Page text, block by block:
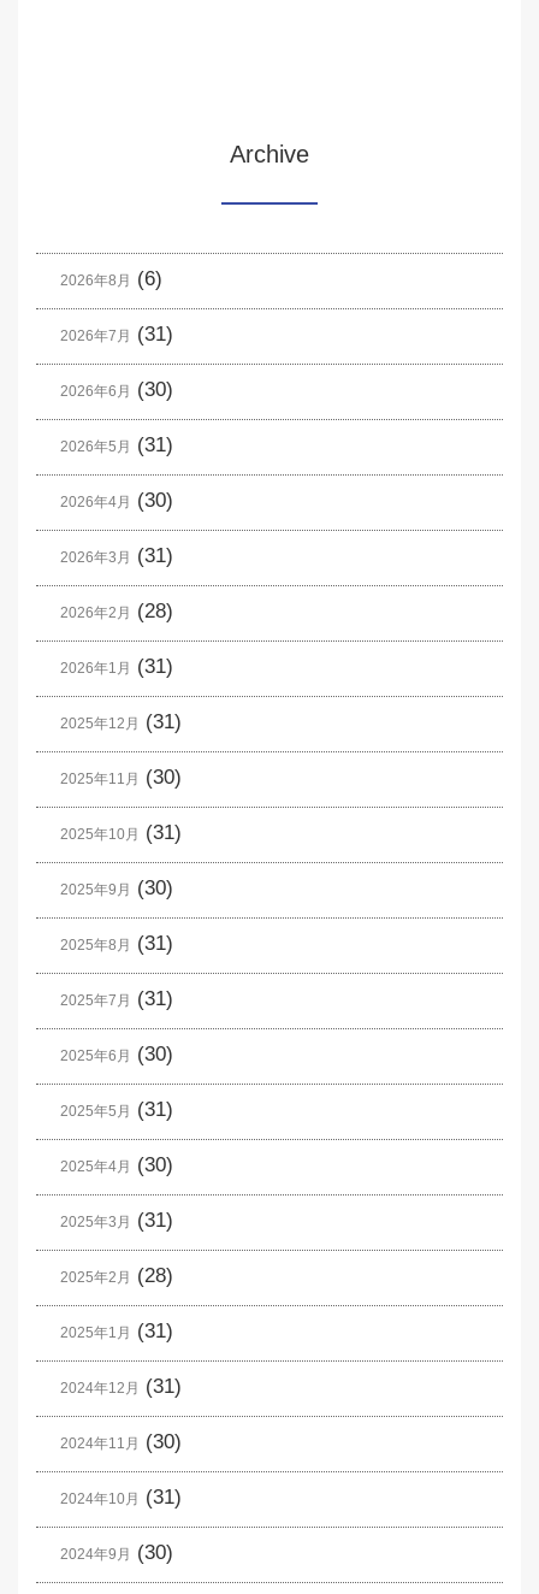
Archive
2026年8月 (6)
2026年7月 (31)
2026年6月 (30)
2026年5月 (31)
2026年4月 (30)
2026年3月 (31)
2026年2月 (28)
2026年1月 (31)
2025年12月 (31)
2025年11月 (30)
2025年10月 (31)
2025年9月 (30)
2025年8月 (31)
2025年7月 (31)
2025年6月 (30)
2025年5月 (31)
2025年4月 (30)
2025年3月 (31)
2025年2月 (28)
2025年1月 (31)
2024年12月 (31)
2024年11月 (30)
2024年10月 (31)
2024年9月 (30)